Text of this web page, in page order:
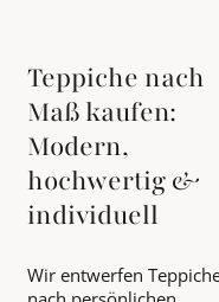
Teppiche nach
Maß kaufen:
Modern,
hochwertig &
individuell
Wir entwerfen